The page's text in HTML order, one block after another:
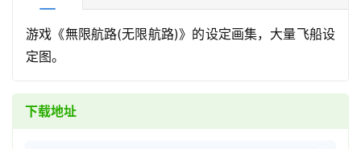
游戏《無限航路(无限航路)》的设定画集，大量飞船设
定图。
下载地址